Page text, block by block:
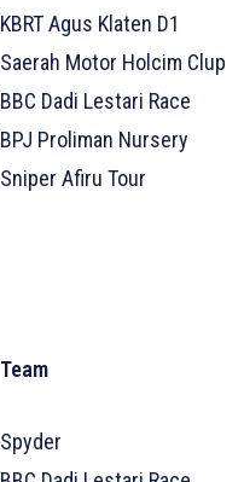
KBRT Agus Klaten D1
Saerah Motor Holcim Clup
BBC Dadi Lestari Race
BPJ Proliman Nursery
Sniper Afiru Tour
Team
Spyder